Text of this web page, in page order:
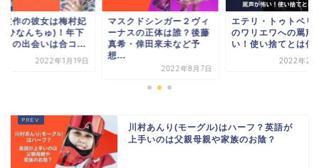
友作の彼女は梅村妃
(ひなんちゅ)！年下
との出会いは合コ...
2022年1月19日
マスクドシンガー２ヴィ
ーナスの正体は誰？後藤
真希・倖田來未など予
想...
2022年8月7日
エテリ・トゥトベリ
のワリエワへの罵声
い！使い捨てとは何
2022年2
川村あんり(モーグル)はハーフ？英語が
上手いのは父親母親や家族のお陰？